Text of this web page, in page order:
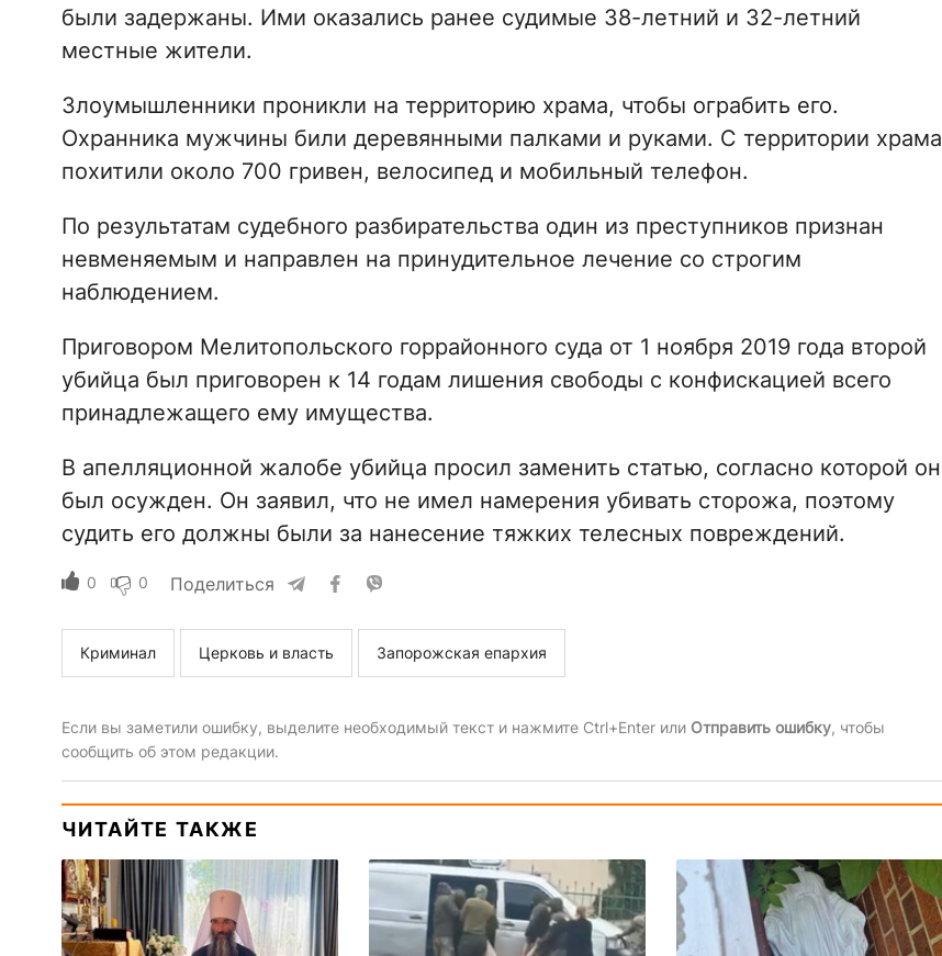
были задержаны. Ими оказались ранее судимые 38-летний и 32-летний
местные жители.
Злоумышленники проникли на территорию храма, чтобы ограбить его.
Охранника мужчины били деревянными палками и руками. С территории храма
похитили около 700 гривен, велосипед и мобильный телефон.
По результатам судебного разбирательства один из преступников признан
невменяемым и направлен на принудительное лечение со строгим
наблюдением.
Приговором Мелитопольского горрайонного суда от 1 ноября 2019 года второй
убийца был приговорен к 14 годам лишения свободы с конфискацией всего
принадлежащего ему имущества.
В апелляционной жалобе убийца просил заменить статью, согласно которой он
был осужден. Он заявил, что не имел намерения убивать сторожа, поэтому
судить его должны были за нанесение тяжких телесных повреждений.
0 0 Поделиться
Криминал Церковь и власть Запорожская епархия
Если вы заметили ошибку, выделите необходимый текст и нажмите Ctrl+Enter или Отправить ошибку, чтобы
сообщить об этом редакции.
ЧИТАЙТЕ ТАКЖЕ